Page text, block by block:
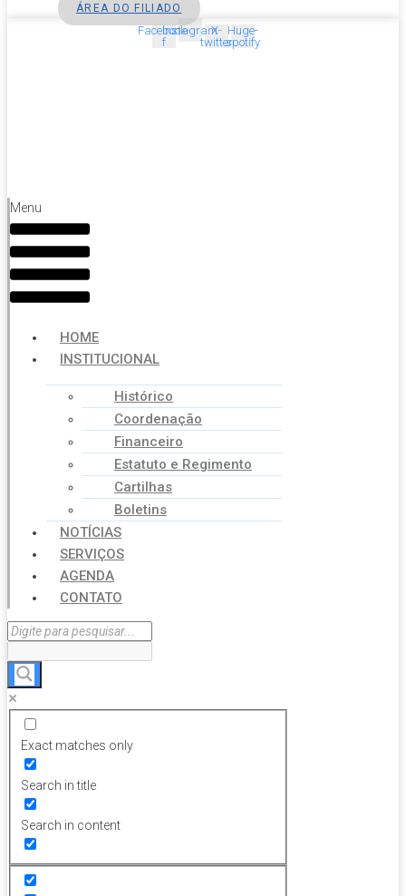
ÁREA DO FILIADO
Facebook-
f
InstagramX-
twitter
Huge-
spotify
Menu
HOME
INSTITUCIONAL
Histórico
Coordenação
Financeiro
Estatuto e Regimento
Cartilhas
Boletins
NOTÍCIAS
SERVIÇOS
AGENDA
CONTATO
Exact matches only
Search in title
Search in content